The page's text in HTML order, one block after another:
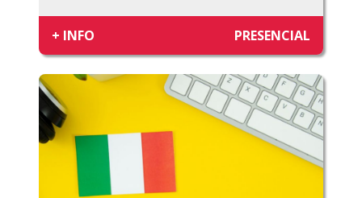
+ INFO PRESENCIAL